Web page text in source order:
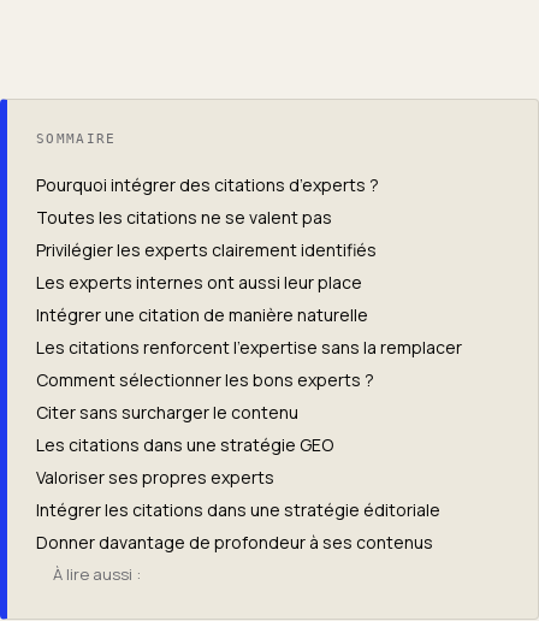
SOMMAIRE
Pourquoi intégrer des citations d’experts ?
Toutes les citations ne se valent pas
Privilégier les experts clairement identifiés
Les experts internes ont aussi leur place
Intégrer une citation de manière naturelle
Les citations renforcent l’expertise sans la remplacer
Comment sélectionner les bons experts ?
Citer sans surcharger le contenu
Les citations dans une stratégie GEO
Valoriser ses propres experts
Intégrer les citations dans une stratégie éditoriale
Donner davantage de profondeur à ses contenus
À lire aussi :